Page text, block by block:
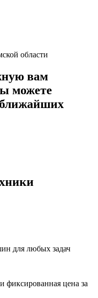
области
вам
можете
ближайших
для любых задач
фиксированная цена за